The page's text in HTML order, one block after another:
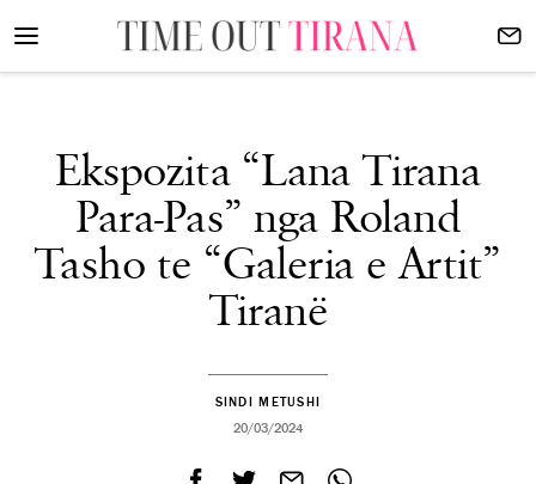
Ekspozita “Lana Tirana
Para-Pas” nga Roland
Tasho te “Galeria e Artit”
Tiranë
SINDI METUSHI
20/03/2024